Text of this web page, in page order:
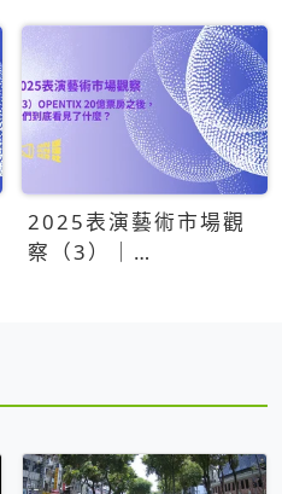
眾正在改變市場
2025表演藝術市場觀
察（3）｜